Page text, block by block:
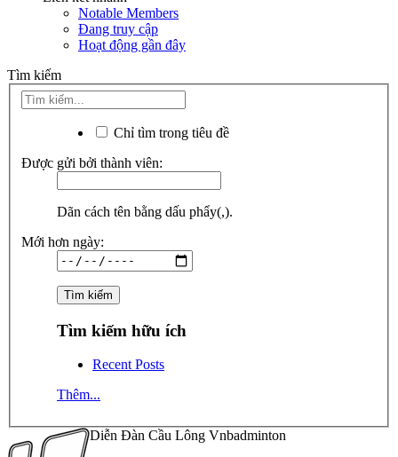
Notable Members
Đang truy cập
Hoạt động gần đây
Tìm kiếm
Chỉ tìm trong tiêu đề
Được gửi bởi thành viên:
Dãn cách tên bằng dấu phẩy(,).
Mới hơn ngày:
Tìm kiếm hữu ích
Recent Posts
Thêm...
Diễn Đàn Cầu Lông Vnbadminton